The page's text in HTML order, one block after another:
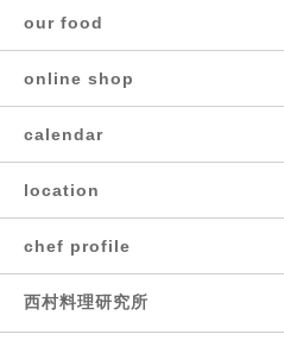
our food
online shop
calendar
location
chef profile
西村料理研究所